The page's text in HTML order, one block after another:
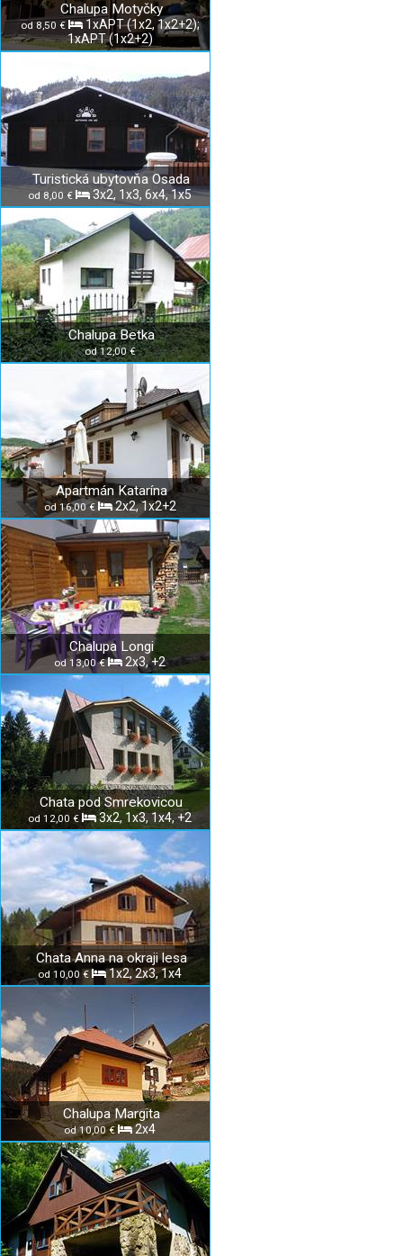
Chalupa Motyčky
od 8,50 €
1xAPT (1x2, 1x2+2);
1xAPT (1x2+2)
Turistická ubytovňa Osada
od 8,00 € 3x2, 1x3, 6x4, 1x5
Chalupa Betka
od 12,00 €
Apartmán Katarína
od 16,00 € 2x2, 1x2+2
Chalupa Longi
od 13,00 € 2x3, +2
Chata pod Smrekovicou
od 12,00 € 3x2, 1x3, 1x4, +2
Chata Anna na okraji lesa
od 10,00 € 1x2, 2x3, 1x4
Chalupa Margita
od 10,00 € 2x4